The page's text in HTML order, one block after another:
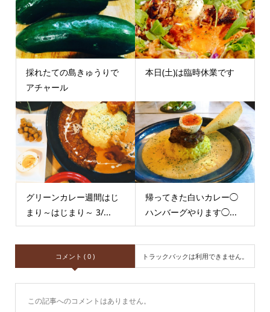
採れたての島きゅうりで
アチャール
本日(土)は臨時休業です
グリーンカレー週間はじ
まり～はじまり～ 3/...
帰ってきた白いカレー◯
ハンバーグやります◯...
コメント ( 0 ) トラックバックは利用できません。
この記事へのコメントはありません。